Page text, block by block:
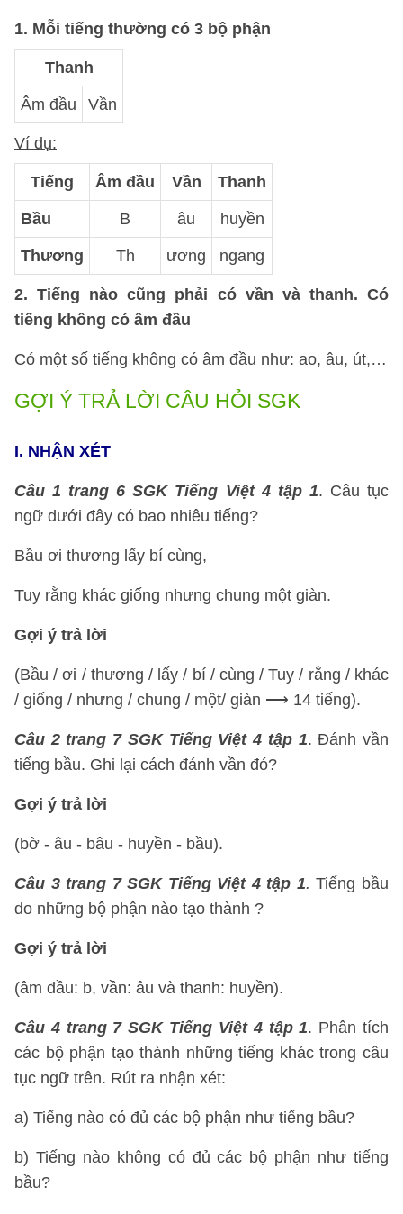
1. Mỗi tiếng thường có 3 bộ phận
Thanh
Âm đầu Vần
Ví dụ:
Tiếng Âm đầu Vần Thanh
Bầu B âu huyền
Thương Th ương ngang
2. Tiếng nào cũng phải có vần và thanh. Có
tiếng không có âm đầu
Có một số tiếng không có âm đầu như: ao, âu, út,…
GỢI Ý TRẢ LỜI CÂU HỎI SGK
I. NHẬN XÉT
Câu 1 trang 6 SGK Tiếng Việt 4 tập 1. Câu tục
ngữ dưới đây có bao nhiêu tiếng?
Bầu ơi thương lấy bí cùng,
Tuy rằng khác giống nhưng chung một giàn.
Gợi ý trả lời
(Bầu / ơi / thương / lấy / bí / cùng / Tuy / rằng / khác
/ giống / nhưng / chung / một/ giàn ⟶ 14 tiếng).
Câu 2trang 7 SGK Tiếng Việt 4 tập 1. Đánh vần
tiếng bầu. Ghi lại cách đánh vần đó?
Gợi ý trả lời
(bờ - âu - bâu - huyền - bầu).
Câu 3trang 7 SGK Tiếng Việt 4 tập 1. Tiếng bầu
do những bộ phận nào tạo thành ?
Gợi ý trả lời
(âm đầu: b, vần: âu và thanh: huyền).
Câu 4trang 7 SGK Tiếng Việt 4 tập 1. Phân tích
các bộ phận tạo thành những tiếng khác trong câu
tục ngữ trên. Rút ra nhận xét:
a) Tiếng nào có đủ các bộ phận như tiếng bầu?
b) Tiếng nào không có đủ các bộ phận như tiếng
bầu?